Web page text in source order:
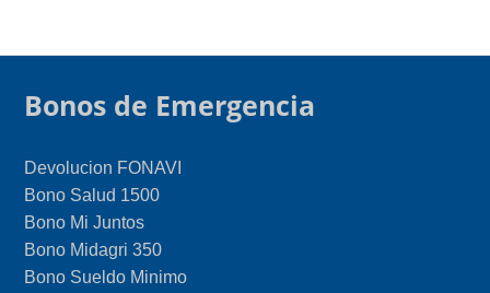
Bonos de Emergencia
Devolucion FONAVI
Bono Salud 1500
Bono Mi Juntos
Bono Midagri 350
Bono Sueldo Minimo